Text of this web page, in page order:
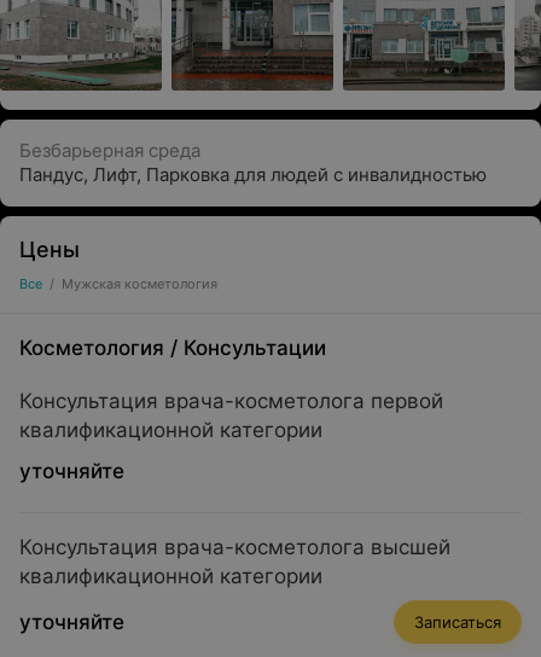
Безбарьерная среда
Пандус, Лифт, Парковка для людей с инвалидностью
Цены
Все / Мужская косметология
Косметология / Консультации
Консультация врача-косметолога первой
квалификационной категории
уточняйте
Консультация врача-косметолога высшей
квалификационной категории
уточняйте
Записаться